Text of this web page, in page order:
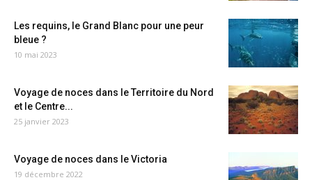
Les requins, le Grand Blanc pour une peur
bleue ?
10 mai 2023
Voyage de noces dans le Territoire du Nord
et le Centre...
25 janvier 2023
Voyage de noces dans le Victoria
19 décembre 2022